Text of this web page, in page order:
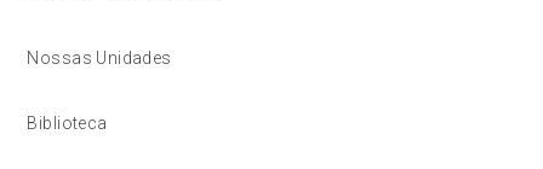
Nossas Unidades
Biblioteca